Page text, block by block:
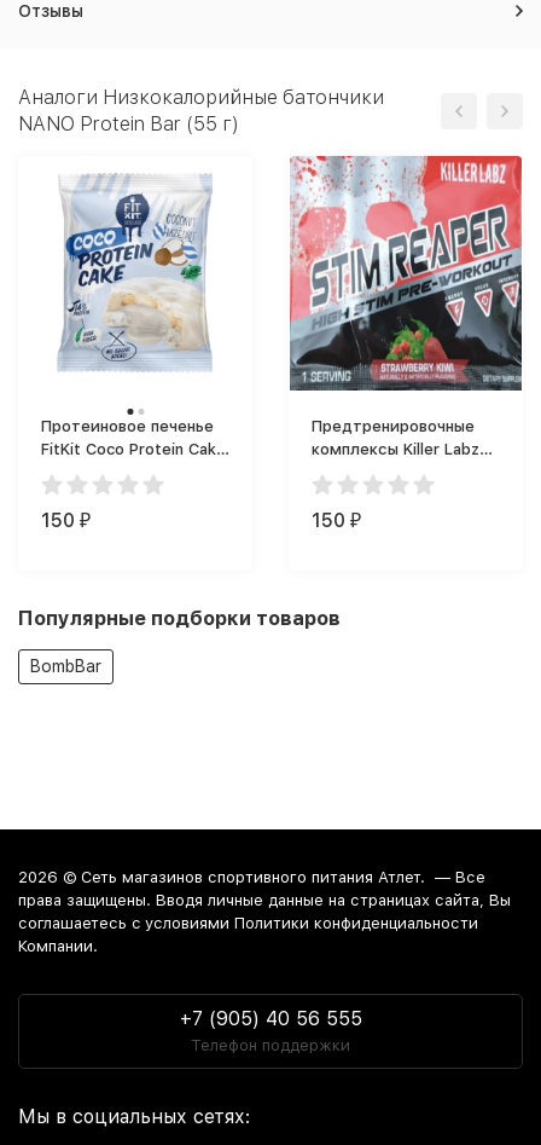
Отзывы
Аналоги Низкокалорийные батончики
NANO Protein Bar (55 г)
Протеиновое печенье
FitKit Coco Protein Cake
(90 г)
150 ₽
Предтренировочные
комплексы Killer Labz
Stim Reaper 1 serving
7.2 g. (7.2 г)
150 ₽
Популярные подборки товаров
BombBar
2026 © Сеть магазинов спортивного питания Атлет. — Все
права защищены. Вводя личные данные на страницах сайта, Вы
соглашаетесь c условиями Политики конфиденциальности
Компании.
+7 (905) 40 56 555
Телефон поддержки
Мы в социальных сетях: